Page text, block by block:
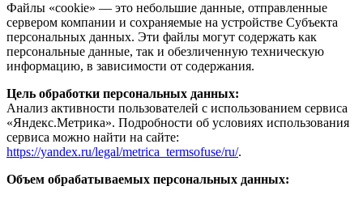
Файлы «cookie» — это небольшие данные, отправленные
сервером компании и сохраняемые на устройстве Субъекта
персональных данных. Эти файлы могут содержать как
персональные данные, так и обезличенную техническую
информацию, в зависимости от содержания.
Цель обработки персональных данных:
Анализ активности пользователей с использованием сервиса
«Яндекс.Метрика». Подробности об условиях использования
сервиса можно найти на сайте:
https://yandex.ru/legal/metrica_termsofuse/ru/.
Объем обрабатываемых персональных данных: